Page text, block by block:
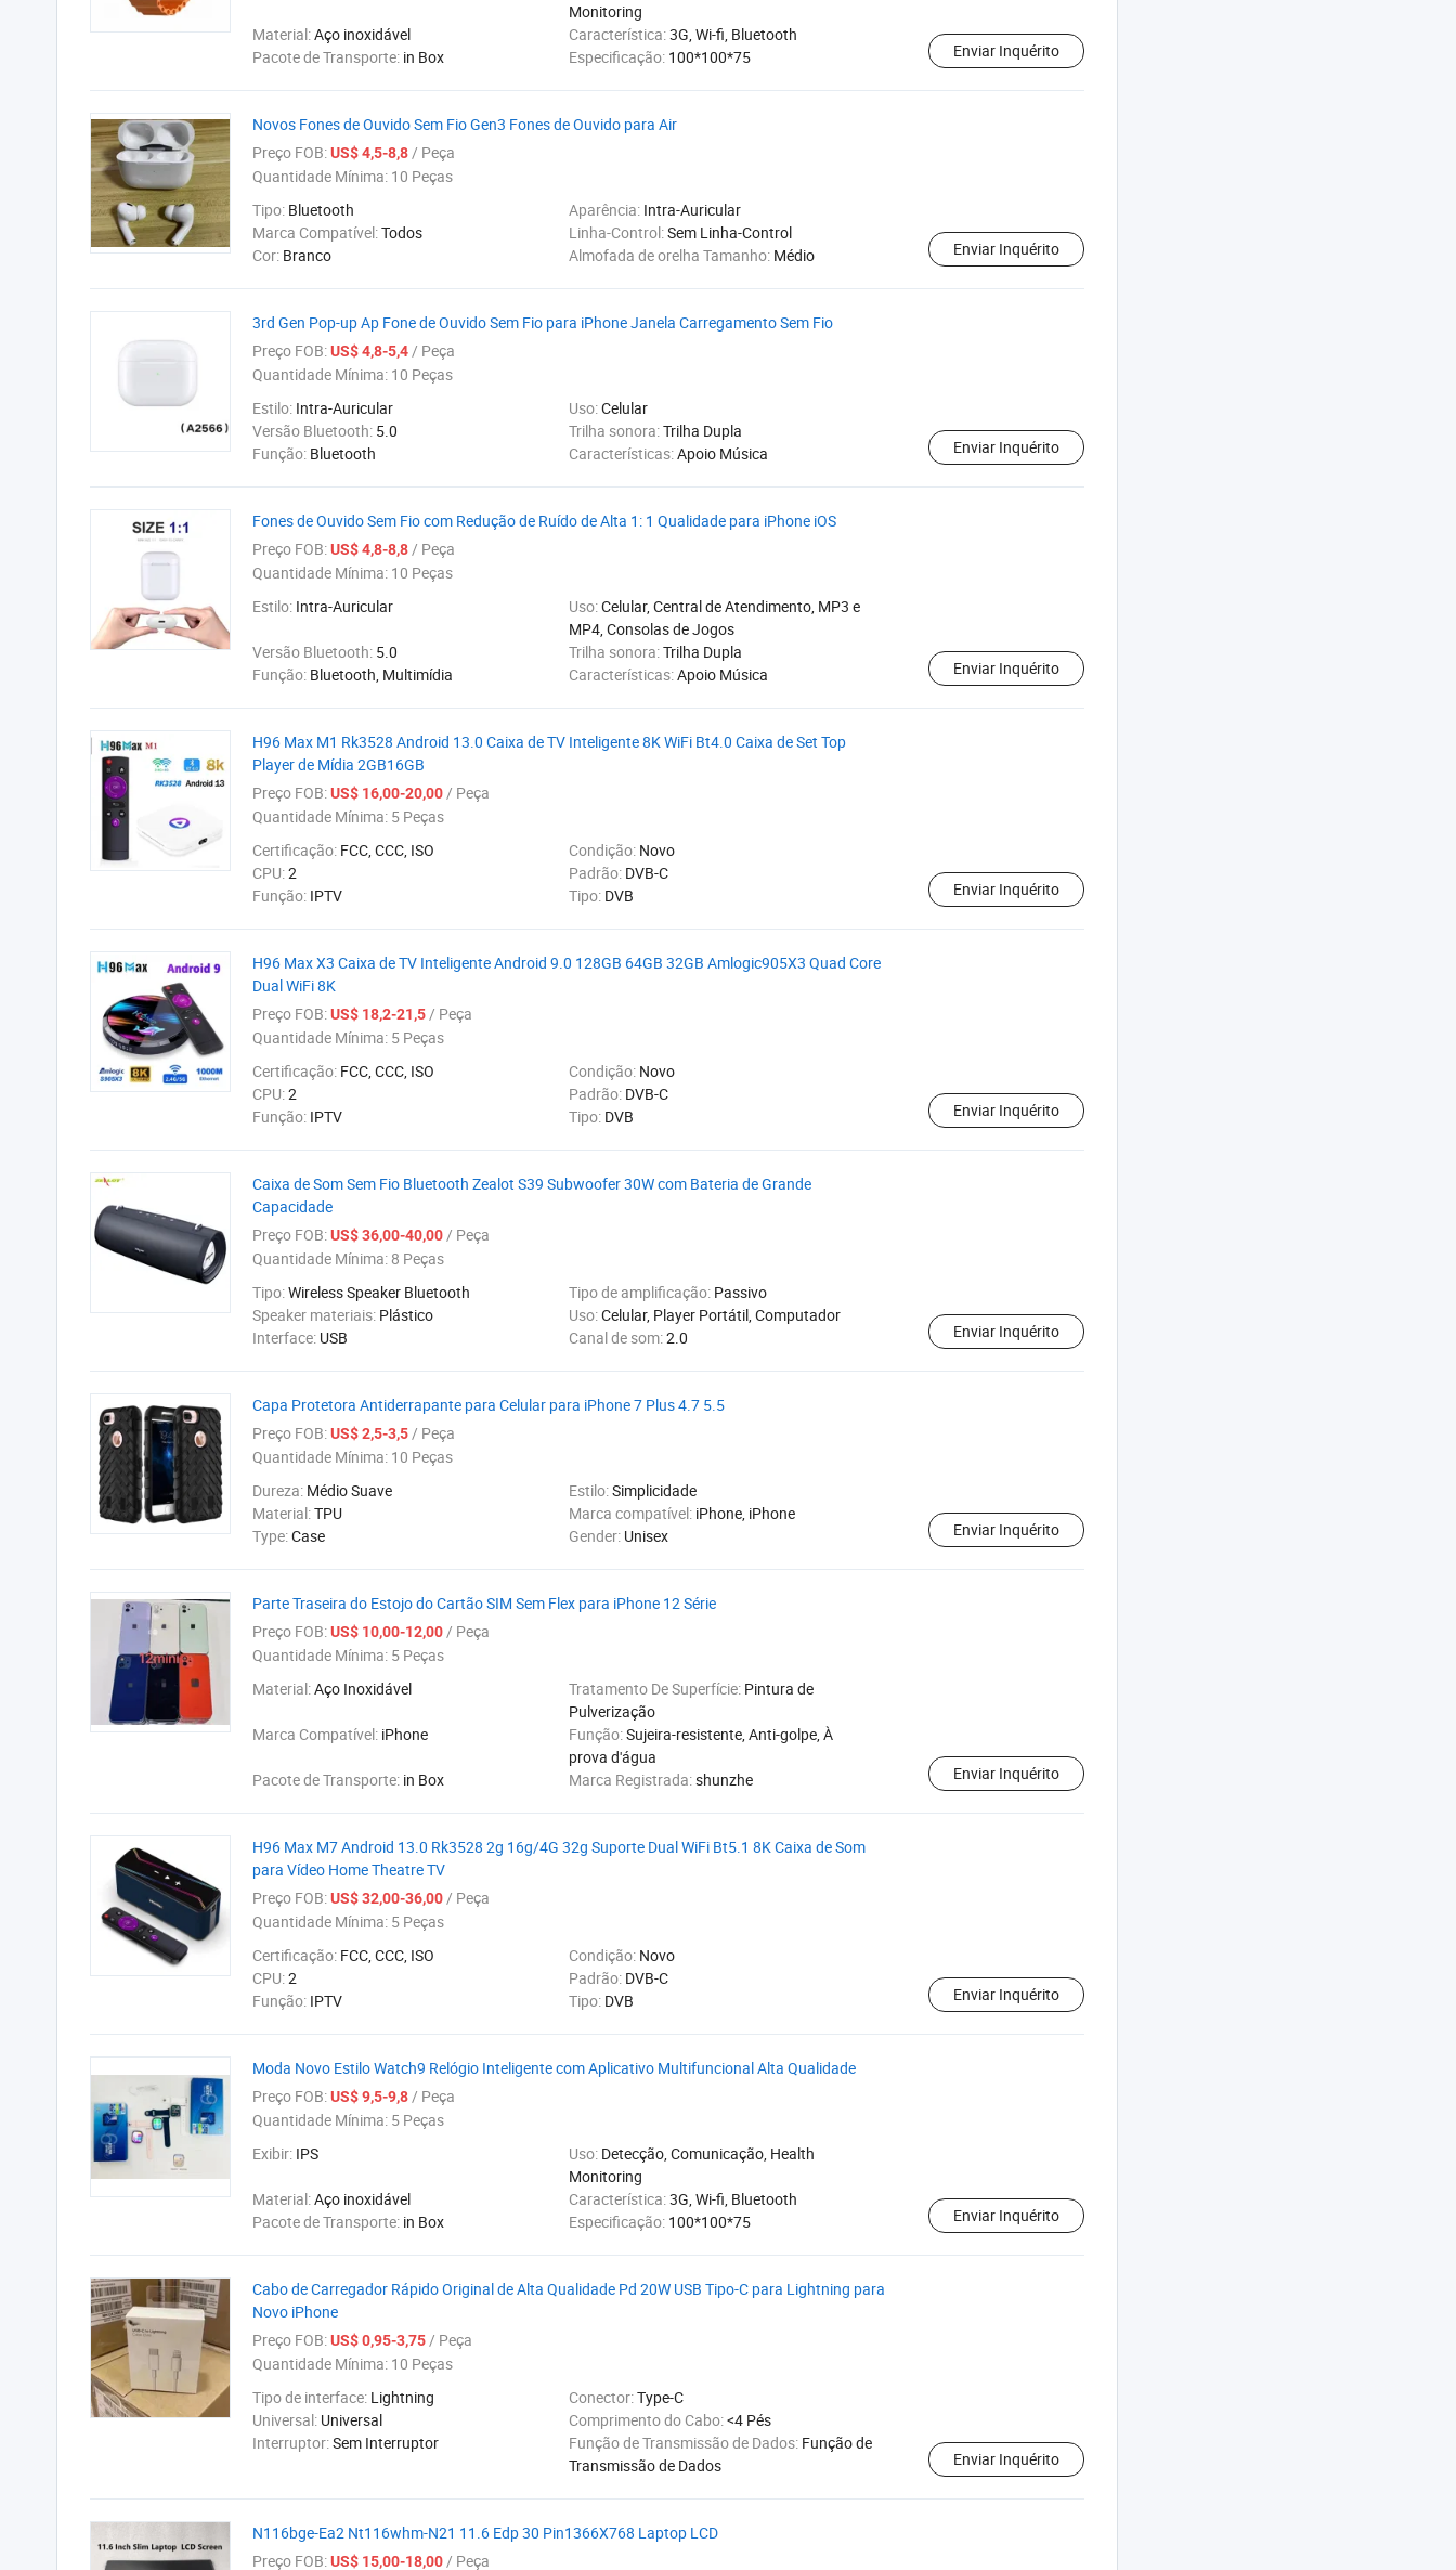
Monitoring
Material:Aço inoxidável Característica:3G, Wi-fi, Bluetooth
Pacote de Transporte: in Box Especificação: 100*100*75 Enviar Inquérito
Novos Fones de Ouvido Sem Fio Gen3 Fones de Ouvido para Air
Preço FOB:US$ 4,5-8,8/ Peça
Quantidade Mínima: 10 Peças
Tipo: Bluetooth Aparência: Intra-Auricular
Marca Compatível:Todos Linha-Control:Sem Linha-Control
Cor: Branco Almofada de orelha Tamanho: Médio Enviar Inquérito
3rd Gen Pop-up Ap Fone de Ouvido Sem Fio para iPhone Janela Carregamento Sem Fio
Preço FOB:US$ 4,8-5,4/ Peça
Quantidade Mínima: 10 Peças
Estilo: Intra-Auricular Uso:Celular
Versão Bluetooth: 5.0 Trilha sonora:Trilha Dupla
Função: Bluetooth Características:Apoio Música Enviar Inquérito
Fones de Ouvido Sem Fio com Redução de Ruído de Alta 1: 1 Qualidade para iPhone iOS
Preço FOB:US$ 4,8-8,8/ Peça
Quantidade Mínima: 10 Peças
Estilo: Intra-Auricular Uso:Celular, Central de Atendimento, MP3 e
MP4, Consolas de Jogos
Versão Bluetooth: 5.0 Trilha sonora:Trilha Dupla
Função: Bluetooth, Multimídia Características:Apoio Música Enviar Inquérito
H96 Max M1 Rk3528 Android 13.0 Caixa de TV Inteligente 8K WiFi Bt4.0 Caixa de Set Top
Player de Mídia 2GB16GB
Preço FOB:US$ 16,00-20,00/ Peça
Quantidade Mínima: 5 Peças
Certificação: FCC, CCC, ISO Condição: Novo
CPU:2 Padrão: DVB-C
Função: IPTV Tipo: DVB Enviar Inquérito
H96 Max X3 Caixa de TV Inteligente Android 9.0 128GB 64GB 32GB Amlogic905X3 Quad Core
Dual WiFi 8K
Preço FOB:US$ 18,2-21,5/ Peça
Quantidade Mínima: 5 Peças
Certificação: FCC, CCC, ISO Condição: Novo
CPU:2 Padrão: DVB-C
Função: IPTV Tipo: DVB Enviar Inquérito
Caixa de Som Sem Fio Bluetooth Zealot S39 Subwoofer 30W com Bateria de Grande
Capacidade
Preço FOB:US$ 36,00-40,00/ Peça
Quantidade Mínima: 8 Peças
Tipo:Wireless Speaker Bluetooth Tipo de amplificação: Passivo
Speaker materiais: Plástico Uso:Celular, Player Portátil, Computador
Interface: USB Canal de som:2.0 Enviar Inquérito
Capa Protetora Antiderrapante para Celular para iPhone 7 Plus 4.7 5.5
Preço FOB:US$ 2,5-3,5/ Peça
Quantidade Mínima: 10 Peças
Dureza: Médio Suave Estilo:Simplicidade
Material:TPU Marca compatível: iPhone, iPhone
Type:Case Gender: Unisex Enviar Inquérito
Parte Traseira do Estojo do Cartão SIM Sem Flex para iPhone 12 Série
Preço FOB:US$ 10,00-12,00/ Peça
Quantidade Mínima: 5 Peças
Material:Aço Inoxidável Tratamento De Superfície: Pintura de
Pulverização
Marca Compatível: iPhone Função:Sujeira-resistente, Anti-golpe, À
prova d'água
Pacote de Transporte: in Box Marca Registrada:shunzhe Enviar Inquérito
H96 Max M7 Android 13.0 Rk3528 2g 16g/4G 32g Suporte Dual WiFi Bt5.1 8K Caixa de Som
para Vídeo Home Theatre TV
Preço FOB:US$ 32,00-36,00/ Peça
Quantidade Mínima: 5 Peças
Certificação: FCC, CCC, ISO Condição: Novo
CPU:2 Padrão: DVB-C
Função: IPTV Tipo: DVB Enviar Inquérito
Moda Novo Estilo Watch9 Relógio Inteligente com Aplicativo Multifuncional Alta Qualidade
Preço FOB:US$ 9,5-9,8/ Peça
Quantidade Mínima: 5 Peças
Exibir: IPS Uso: Detecção, Comunicação, Health
Monitoring
Material:Aço inoxidável Característica:3G, Wi-fi, Bluetooth
Pacote de Transporte: in Box Especificação: 100*100*75 Enviar Inquérito
Cabo de Carregador Rápido Original de Alta Qualidade Pd 20W USB Tipo-C para Lightning para
Novo iPhone
Preço FOB:US$ 0,95-3,75/ Peça
Quantidade Mínima: 10 Peças
Tipo de interface: Lightning Conector:Type-C
Universal: Universal Comprimento do Cabo:<4 Pés
Interruptor:Sem Interruptor Função de Transmissão de Dados: Função de
Transmissão de Dados
Enviar Inquérito
N116bge-Ea2 Nt116whm-N21 11.6 Edp 30 Pin1366X768 Laptop LCD
Preço FOB:US$ 15,00-18,00/ Peça